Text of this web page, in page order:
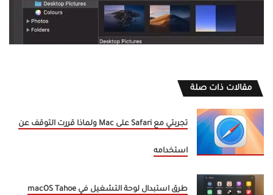
مقالات ذات صلة
تجربتي مع Safari على Mac ولماذا قررت التوقف عن
استخدامه
طرق استبدال لوحة التشغيل في macOS Tahoe